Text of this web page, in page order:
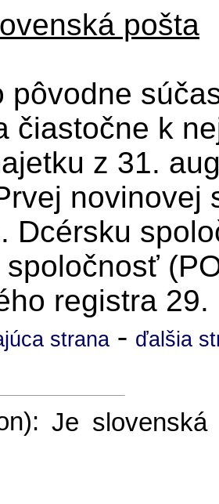
pošta
pôvodne
čiastočne k
z 31.
novinovej
Dcérsku
spoločnosť
registra 29.
strana - ďalšia
Je